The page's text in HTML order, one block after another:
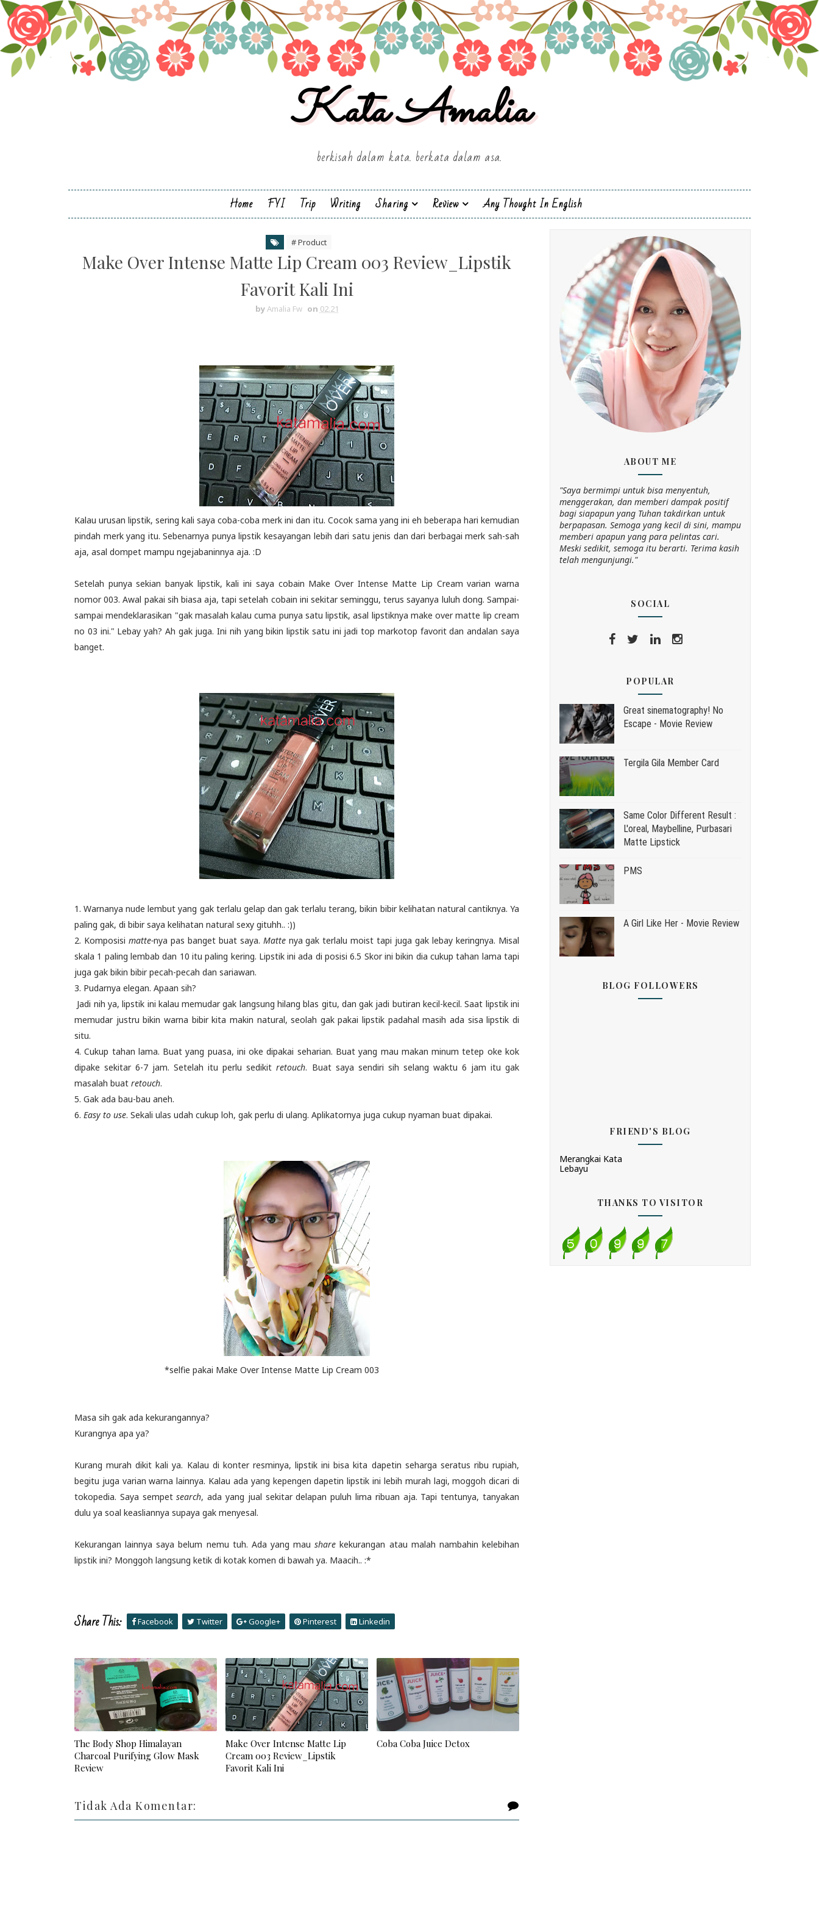
Kata Amalia
berkisah dalam kata. berkata dalam asa.
Home FYI Trip Writing Sharing Review Any Thought In English
# Product
Make Over Intense Matte Lip Cream 003 Review_Lipstik
Favorit Kali Ini
byAmalia Fw on 02.21
Kalau urusan lipstik, sering kali saya coba-coba merk ini dan itu. Cocok sama yang ini eh beberapa hari kemudian
pindah merk yang itu. Sebenarnya punya lipstik kesayangan lebih dari satu jenis dan dari berbagai merk sah-sah
aja, asal dompet mampu ngejabaninnya aja. :D
Setelah punya sekian banyak lipstik, kali ini saya cobain Make Over Intense Matte Lip Cream varian warna
nomor 003. Awal pakai sih biasa aja, tapi setelah cobain ini sekitar seminggu, terus sayanya luluh dong. Sampai-
sampai mendeklarasikan "gak masalah kalau cuma punya satu lipstik, asal lipstiknya make over matte lip cream
no 03 ini." Lebay yah? Ah gak juga. Ini nih yang bikin lipstik satu ini jadi top markotop favorit dan andalan saya
banget.
1. Warnanya nude lembut yang gak terlalu gelap dan gak terlalu terang, bikin bibir kelihatan natural cantiknya. Ya
paling gak, di bibir saya kelihatan natural sexy gituhh.. :))
2. Komposisi matte-nya pas banget buat saya. Mattenya gak terlalu moist tapi juga gak lebay keringnya. Misal
skala 1 paling lembab dan 10 itu paling kering. Lipstik ini ada di posisi 6.5 Skor ini bikin dia cukup tahan lama tapi
juga gak bikin bibir pecah-pecah dan sariawan.
3. Pudarnya elegan. Apaan sih?
Jadi nih ya, lipstik ini kalau memudar gak langsung hilang blas gitu, dan gak jadi butiran kecil-kecil. Saat lipstik ini
memudar justru bikin warna bibir kita makin natural, seolah gak pakai lipstik padahal masih ada sisa lipstik di
situ.
4. Cukup tahan lama. Buat yang puasa, ini oke dipakai seharian. Buat yang mau makan minum tetep oke kok
dipake sekitar 6-7 jam. Setelah itu perlu sedikitretouch. Buat saya sendiri sih selang waktu 6 jam itu gak
masalah buat retouch.
5. Gak ada bau-bau aneh.
6. Easy to use. Sekali ulas udah cukup loh, gak perlu di ulang. Aplikatornya juga cukup nyaman buat dipakai.
*selfie pakai Make Over Intense Matte Lip Cream 003
Masa sih gak ada kekurangannya?
Kurangnya apa ya?
Kurang murah dikit kali ya. Kalau di konter resminya, lipstik ini bisa kita dapetin seharga seratus ribu rupiah,
begitu juga varian warna lainnya. Kalau ada yang kepengen dapetin lipstik ini lebih murah lagi, moggoh dicari di
tokopedia. Saya sempetsearch, ada yang jual sekitar delapan puluh lima ribuan aja. Tapi tentunya, tanyakan
dulu ya soal keasliannya supaya gak menyesal.
Kekurangan lainnya saya belum nemu tuh. Ada yang maushare kekurangan atau malah nambahin kelebihan
lipstik ini? Monggoh langsung ketik di kotak komen di bawah ya. Maacih.. :*
Share This: Facebook Twitter Google+ Pinterest Linkedin
The Body Shop Himalayan
Charcoal Purifying Glow Mask
Review
Make Over Intense Matte Lip
Cream 003 Review_Lipstik
Favorit Kali Ini
Coba Coba Juice Detox
Tidak Ada Komentar:
ABOUT ME
"Saya bermimpi untuk bisa menyentuh,
menggerakan, dan memberi dampak positif
bagi siapapun yang Tuhan takdirkan untuk
berpapasan. Semoga yang kecil di sini, mampu
memberi apapun yang para pelintas cari.
Meski sedikit, semoga itu berarti. Terima kasih
telah mengunjungi."
SOCIAL
POPULAR
Great sinematography! No
Escape - Movie Review
Tergila Gila Member Card
Same Color Different Result :
L'oreal, Maybelline, Purbasari
Matte Lipstick
PMS
A Girl Like Her - Movie Review
BLOG FOLLOWERS
FRIEND'S BLOG
Merangkai Kata
Lebayu
THANKS TO VISITOR